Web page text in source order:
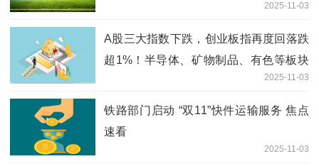
2025-11-03
A股三大指数下跌，创业板指再度回落跌
超1%！半导体、矿物制品、有色等板块
2025-11-03
铁路部门启动 “双11”快件运输服务 焦点
速看
2025-11-03